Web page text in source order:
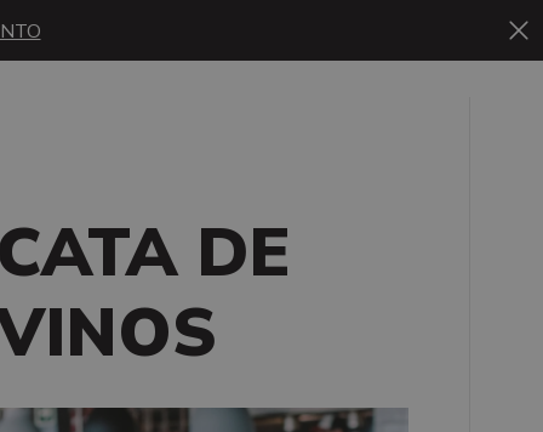
CATA DE